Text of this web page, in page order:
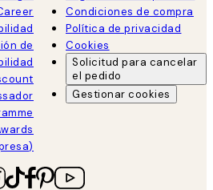
de
Condiciones de compra
Política de privacidad
Cookies
Solicitud para cancelar
el pedido
Gestionar cookies